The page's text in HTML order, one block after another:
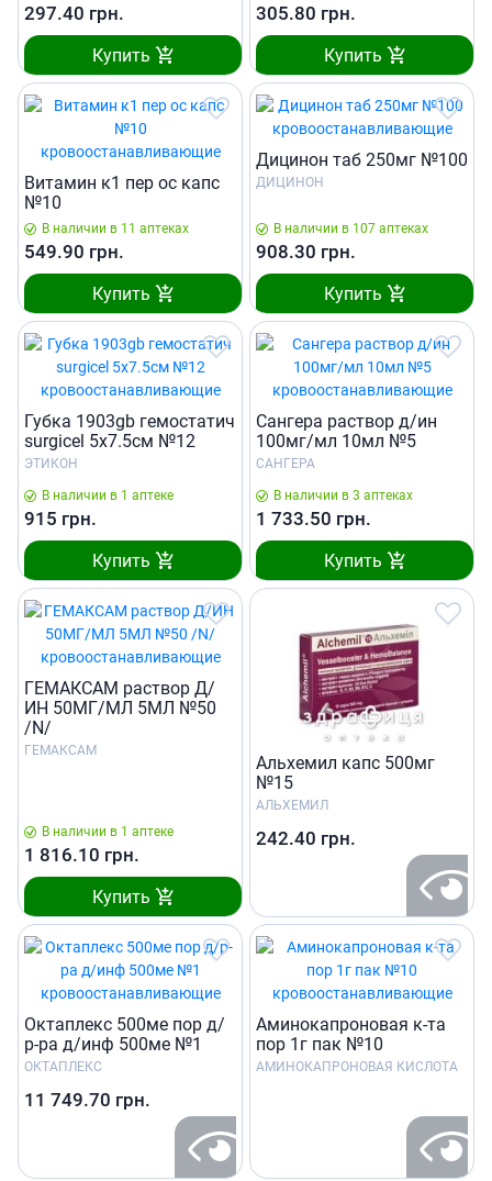
297.40 грн.
Купить
305.80 грн.
Купить
Витамин к1 пер ос капс
№10
В наличии в 11 аптеках
549.90 грн.
Купить
Дицинон таб 250мг №100
ДИЦИНОН
В наличии в 107 аптеках
908.30 грн.
Купить
Губка 1903gb гемостатич
surgicel 5x7.5см №12
ЭТИКОН
В наличии в 1 аптеке
915 грн.
Купить
Сангера раствор д/ин
100мг/мл 10мл №5
САНГЕРА
В наличии в 3 аптеках
1 733.50 грн.
Купить
ГЕМАКСАМ раствор Д/
ИН 50МГ/МЛ 5МЛ №50
/N/
ГЕМАКСАМ
В наличии в 1 аптеке
1 816.10 грн.
Купить
Альхемил капс 500мг
№15
АЛЬХЕМИЛ
242.40 грн.
Октаплекс 500ме пор д/
р-ра д/инф 500ме №1
ОКТАПЛЕКС
11 749.70 грн.
Аминокапроновая к-та
пор 1г пак №10
АМИНОКАПРОНОВАЯ КИСЛОТА